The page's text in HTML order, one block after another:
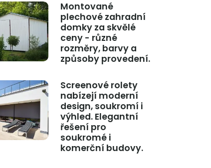
Montované
plechové zahradní
domky za skvělé
ceny - různé
rozměry, barvy a
způsoby provedení.
Screenové rolety
nabízejí moderní
design, soukromí i
výhled. Elegantní
řešení pro
soukromé i
komerční budovy.